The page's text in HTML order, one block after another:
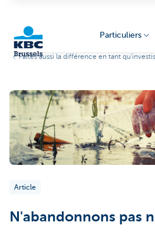
Particuliers
Faites aussi la différence en tant
Article
N'abandonnons pas